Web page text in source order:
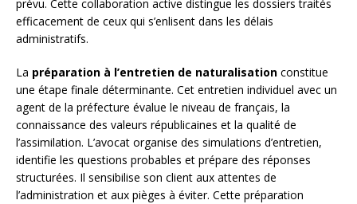
prévu. Cette collaboration active distingue les dossiers traités
efficacement de ceux qui s’enlisent dans les délais
administratifs.
La préparation à l’entretien de naturalisation constitue
une étape finale déterminante. Cet entretien individuel avec un
agent de la préfecture évalue le niveau de français, la
connaissance des valeurs républicaines et la qualité de
l’assimilation. L’avocat organise des simulations d’entretien,
identifie les questions probables et prépare des réponses
structurées. Il sensibilise son client aux attentes de
l’administration et aux pièges à éviter. Cette préparation